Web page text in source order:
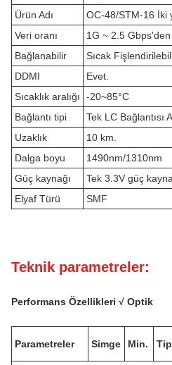
Ürün Adı
OC-48/STM-16 İki
Veri oranı
1G ~ 2.5
Bağlanabilir
Sıcak
DDMI
Evet.
Sıcaklık aralığı
-20~85°C
Bağlantı tipi
Tek LC Bağlantısı
Uzaklık
10 km.
Dalga boyu
1490nm/1310nm
Güç kaynağı
Tek 3.3V güç
Elyaf Türü
SMF
Teknik parametreler:
Performans Özellikleri √ Optik
Parametreler Simge Min.